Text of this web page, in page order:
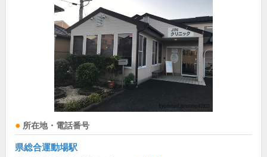
所在地・電話番号
県総合運動場駅